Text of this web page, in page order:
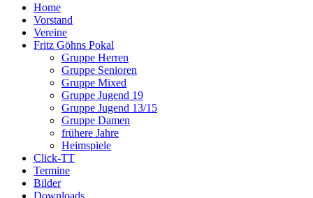
Home
Vorstand
Vereine
Fritz Göhns Pokal
Gruppe Herren
Gruppe Senioren
Gruppe Mixed
Gruppe Jugend 19
Gruppe Jugend 13/15
Gruppe Damen
frühere Jahre
Heimspiele
Click-TT
Termine
Bilder
Downloads